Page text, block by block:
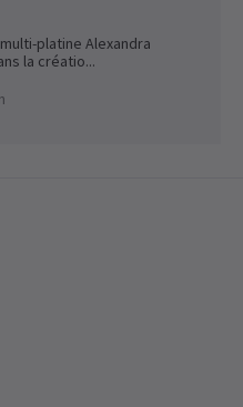
platine Alexandra
la créatio...